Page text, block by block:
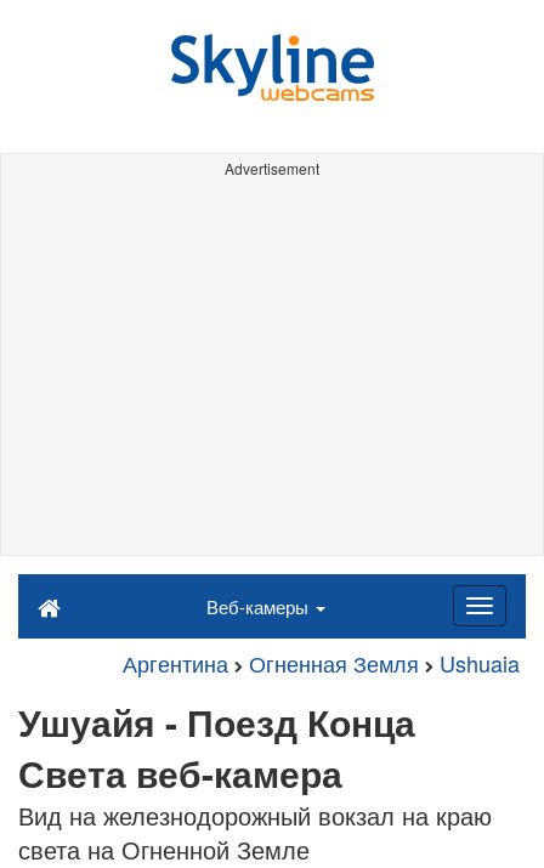
Advertisement
Веб-камеры
Аргентина Огненная Земля Ushuaia
Ушуайя - Поезд Конца
Света веб-камера
Вид на железнодорожный вокзал на краю
света на Огненной Земле